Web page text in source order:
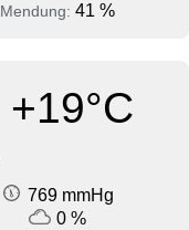
Mendung: 41 %
+19°C
769 mmHg
0 %